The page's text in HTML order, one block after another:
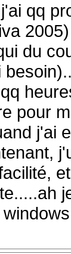
qq
du
pour
j'ai